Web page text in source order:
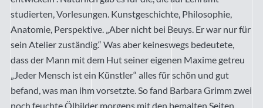
studierten, Vorlesungen. Kunstgeschichte, Philosophie,
Anatomie, Perspektive. „Aber nicht bei Beuys. Er war nur für
sein Atelier zuständig.“ Was aber keineswegs bedeutete,
dass der Mann mit dem Hut seiner eigenen Maxime getreu
„Jeder Mensch ist ein Künstler“ alles für schön und gut
befand, was man ihm vorsetzte. So fand Barbara Grimm zwei
noch feuchte Ölbilder morgens mit den bemalten Seiten